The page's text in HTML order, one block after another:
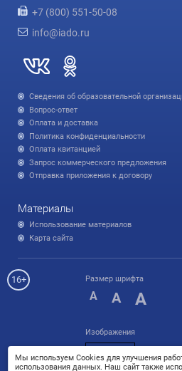
+7 (800) 551-50-08
info@iado.ru
Сведения об образовательной
Вопрос-ответ
Оплата и доставка
Политика конфиденциальности
Оплата квитанцией
Запрос коммерческого предложения
Отправка приложения к договору
Материалы
Использование материалов
Карта сайта
16+ Размер шрифта
A A A
Изображения
Вкл
Мы используем Cookies для улучшения
использования данных. Наш сайт также